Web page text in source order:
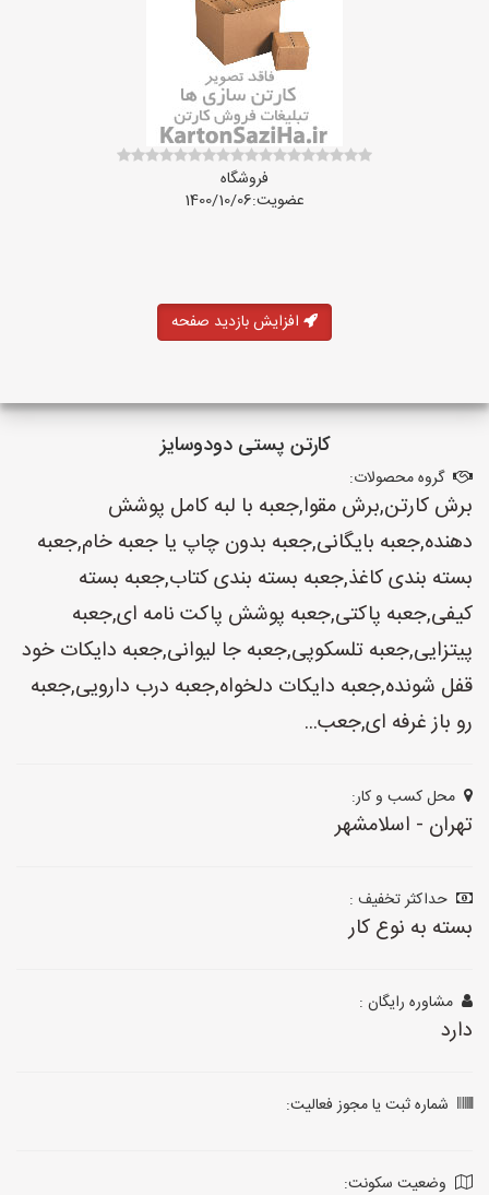
فروشگاه
عضویت:1400/10/06
افزایش بازدید صفحه
کارتن پستی دودوسایز
گروه محصولات:
برش کارتن,برش مقوا,جعبه با لبه کامل پوشش
دهنده,جعبه بایگانی,جعبه بدون چاپ یا جعبه خام,جعبه
بسته بندی کاغذ,جعبه بسته بندی کتاب,جعبه بسته
کیفی,جعبه پاکتی,جعبه پوشش پاکت نامه ای,جعبه
پیتزایی,جعبه تلسکوپی,جعبه جا لیوانی,جعبه دایکات خود
قفل شونده,جعبه دایکات دلخواه,جعبه درب دارویی,جعبه
رو باز غرفه ای,جعب...
محل کسب و کار:
تهران - اسلامشهر
حداکثر تخفیف :
بسته به نوع کار
مشاوره رایگان :
دارد
شماره ثبت یا مجوز فعالیت:
وضعیت سکونت: